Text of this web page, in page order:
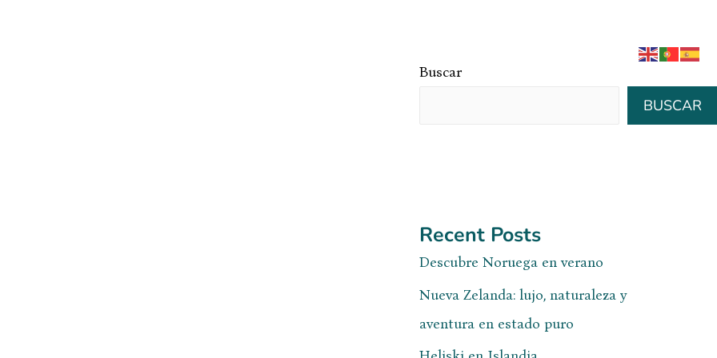
Buscar
BUSCAR
Recent Posts
Descubre Noruega en verano
Nueva Zelanda: lujo, naturaleza y
aventura en estado puro